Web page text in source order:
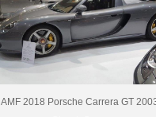
AMF 2018 Porsche Carrera GT